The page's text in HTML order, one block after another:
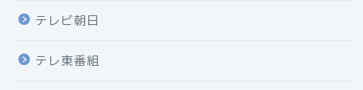
テレビ朝日
テレ東番組